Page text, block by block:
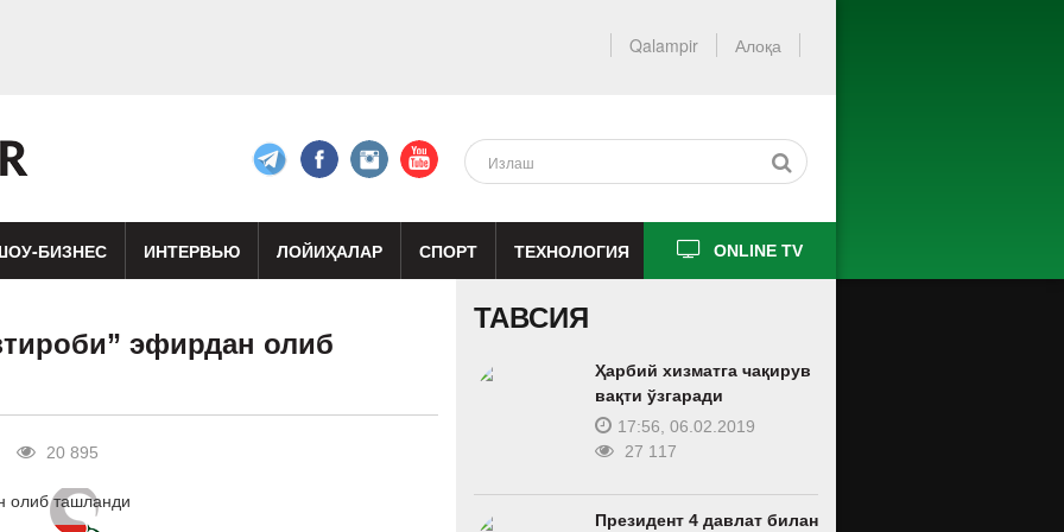
Алоқа
Qalampir
БИЗНЕС ИНТЕРВЬЮ ЛОЙИҲАЛАР СПОРТ ТЕХНОЛОГИЯ ONLINE TV
эфирдан олиб
20 895
ТАВСИЯ
Ҳарбий хизматга чақирув
вақти ўзгаради
17:56, 06.02.2019
27 117
Президент 4 давлат билан